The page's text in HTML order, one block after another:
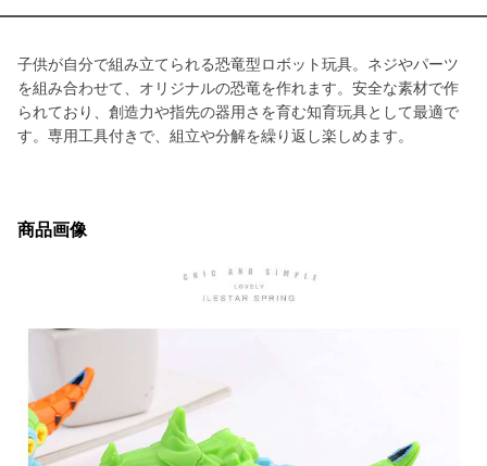
子供が自分で組み立てられる恐竜型ロボット玩具。ネジやパーツ
を組み合わせて、オリジナルの恐竜を作れます。安全な素材で作
られており、創造力や指先の器用さを育む知育玩具として最適で
す。専用工具付きで、組立や分解を繰り返し楽しめます。
商品画像